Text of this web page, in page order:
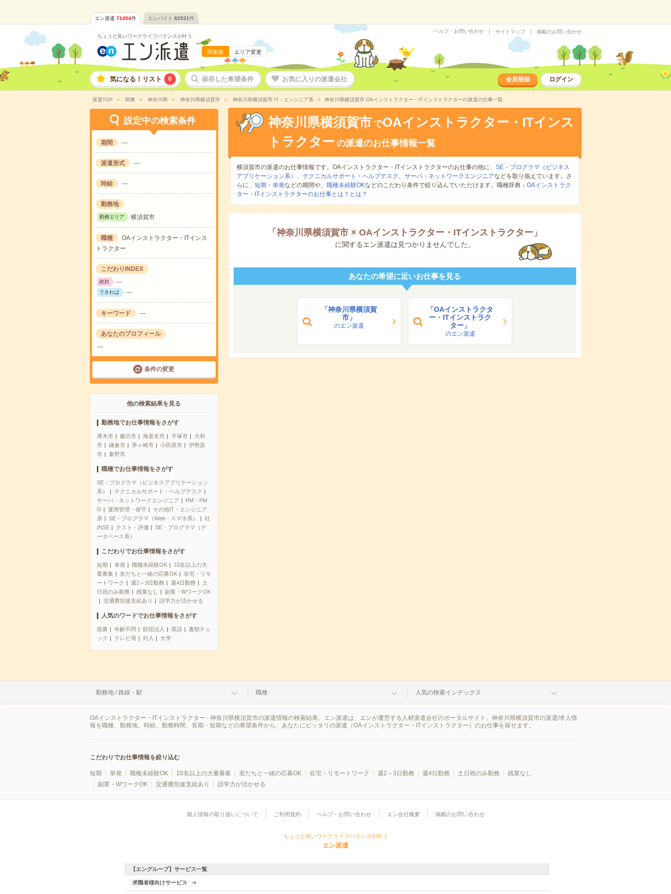
エン派遣 71454件 エンバイト 82531件
ちょうど良いワークライフバランスが叶う
関東版 エリア変更
ヘルプ・お問い合わせ サイトマップ 掲載のお問い合わせ
気になる！リスト 0 保存した希望条件 お気に入りの派遣会社 会員登録 ログイン
派遣TOP 関東 神奈川県 神奈川県横須賀市 神奈川県横須賀市 IT・エンジニア系 神奈川県横須賀市 OAインストラクター・ITインストラクターの派遣の仕事一覧
設定中の検索条件
期間 ---
派遣形式 ---
時給 ---
勤務地
勤務エリア 横須賀市
職種
OAインストラクター・ITインス
トラクター
こだわりINDEX
絶対 ---
できれば ---
キーワード ---
あなたのプロフィール
---
条件の変更
他の検索結果を見る
勤務地でお仕事情報をさがす
厚木市 藤沢市 海老名市 平塚市
大和
市
鎌倉市 茅ヶ崎市 小田原市
伊勢原
市
秦野市
職種でお仕事情報をさがす
SE・プログラマ（ビジネスアプリケーション
系）
テクニカルサポート・ヘルプデスク
サーバ・ネットワークエンジニア
PM・PM
O
運用管理・保守
その他IT・エンジニア
系
SE・プログラマ（Web・スマホ系）
社
内SE
テスト・評価
SE・プログラマ（デ
ータベース系）
こだわりでお仕事情報をさがす
短期 単発 職種未経験OK
10名以上の大
量募集
友だちと一緒の応募OK
在宅・リモ
ートワーク
週2～3日勤務 週4日勤務
土
日祝のみ勤務
残業なし
副業・WワークOK
交通費別途支給あり
語学力が活かせる
人気のワードでお仕事情報をさがす
急募 年齢不問 財団法人 英語
書類チェ
ック
テレビ局 封入 大学
神奈川県横須賀市 でOAインストラクター・ITインス
トラクター の派遣のお仕事情報一覧
横須賀市の派遣のお仕事情報です。OAインストラクター・ITインストラクターのお仕事の他に、 SE・プログラマ（ビジネス
アプリケーション系） 、 テクニカルサポート・ヘルプデスク 、 サーバ・ネットワークエンジニアなどを取り揃えています。さ
らに、 短期 ・ 単発などの期間や、 職種未経験OKなどのこだわり条件で絞り込んでいただけます。職種辞典： OAインストラク
ター・ITインストラクターのお仕事とは？とは？
「 神奈川県横須賀市× OAインストラクター・ITインストラクター」
に関するエン派遣は見つかりませんでした。
あなたの希望に近いお仕事を見る
「神奈川県横須賀
市」
のエン派遣
「OAインストラクタ
ー・ITインストラク
ター」
のエン派遣
勤務地 / 路線・駅 職種 人気の検索インデックス
OAインストラクター・ITインストラクター - 神奈川県横須賀市の派遣情報の検索結果。エン派遣は、エンが運営する人材派遣会社のポータルサイト。神奈川県横須賀市の派遣/求人情
報を職種、勤務地、時給、勤務時間、長期・短期などの希望条件から、あなたにピッタリの派遣（OAインストラクター・ITインストラクター）のお仕事を探せます。
こだわりでお仕事情報を絞り込む
短期 単発 職種未経験OK 10名以上の大量募集 友だちと一緒の応募OK 在宅・リモートワーク 週2～3日勤務 週4日勤務 土日祝のみ勤務
残業なし
副業・WワークOK
交通費別途支給あり 語学力が活かせる
個人情報の取り扱いについて ご利用規約 ヘルプ・お問い合わせ エン会社概要 掲載のお問い合わせ
ちょうど良いワークライフバランスが叶う
エン派遣
【エングループ】サービス一覧
求職者様向けサービス